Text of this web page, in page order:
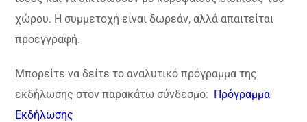
χώρου. Η συμμετοχή είναι δωρεάν, αλλά απαιτείται
προεγγραφή.
Μπορείτε να δείτε το αναλυτικό πρόγραμμα της
εκδήλωσης στον παρακάτω σύνδεσμο: Πρόγραμμα
Εκδήλωσης